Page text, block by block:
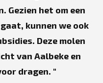
Gezien het om een
kunnen we ook
Deze molen
van Aalbeke en
dragen.